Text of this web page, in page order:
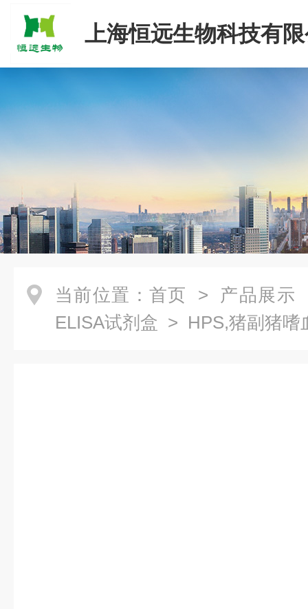
上海恒远生物科技有
当前位置： 首页 > 产品展示
ELISA试剂盒 > HPS,猪副猪嗜